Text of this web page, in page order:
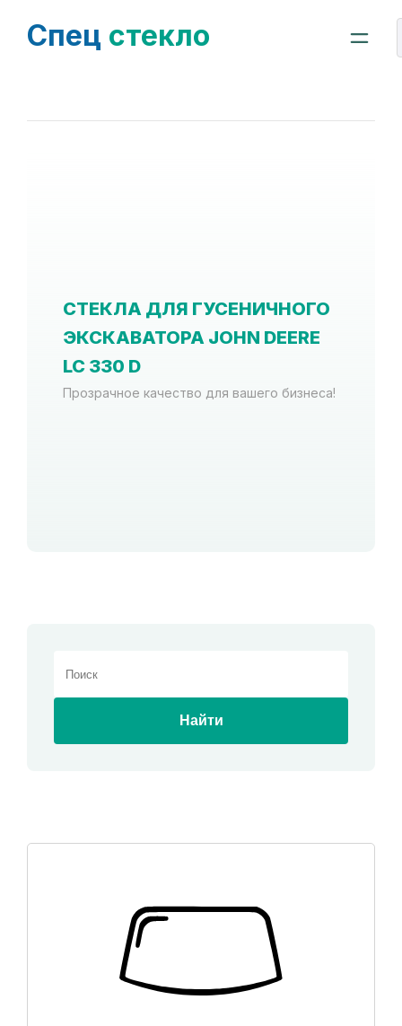
Спец стекло
СТЕКЛА ДЛЯ ГУСЕНИЧНОГО
ЭКСКАВАТОРА JOHN DEERE
LC 330 D
Прозрачное качество для вашего бизнеса!
Найти